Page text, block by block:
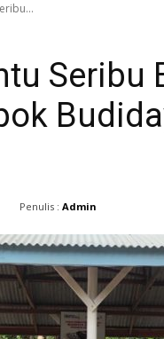
Seribu
Penulis : Admin